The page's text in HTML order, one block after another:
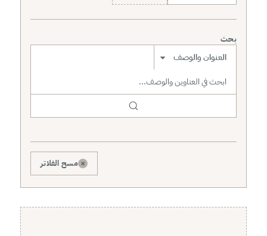
بحث
نطاق البحث
× مسح الفلاتر